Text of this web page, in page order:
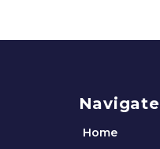
Navigate
Home